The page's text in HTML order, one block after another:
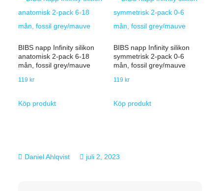
BIBS napp Infinity silikon
anatomisk 2-pack 6-18
mån, fossil grey/mauve
119kr
Köp produkt
BIBS napp Infinity silikon
symmetrisk 2-pack 0-6
mån, fossil grey/mauve
119kr
Köp produkt
juli 2, 2023